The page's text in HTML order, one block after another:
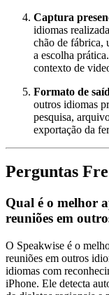
Captura
idiomas
chão de fábrica,
a escolha
contexto de
Formato de
outros idiomas
pesquisa,
exportação da
Perguntas
Qual é o melhor
reuniões em
O Speakwise é o
reuniões em outros
idiomas com
iPhone. Ele detecta